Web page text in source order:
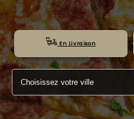
NOTRE RESTAURANT
VOS AVIS
MENTIONS LÉGALES
C.G.V
En Livraison